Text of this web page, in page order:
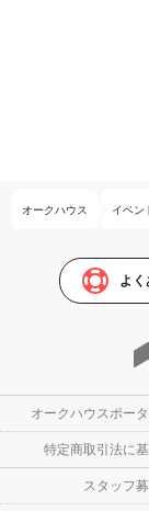
オークハウス イベン
よ
オークハウスポー
特定商取引法に
スタッフ